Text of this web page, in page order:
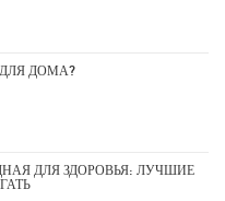
ДОМА?
ДЛЯ ЗДОРОВЬЯ: ЛУЧШИЕ